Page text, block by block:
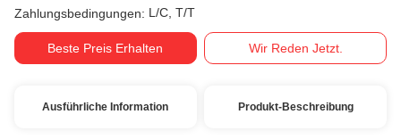
Zahlungsbedingungen: L/C, T/T
Beste Preis Erhalten Wir Reden Jetzt.
Ausführliche Information Produkt-Beschreibung